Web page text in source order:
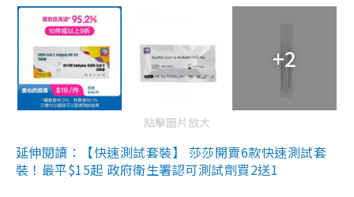
+2
點擊圖片放大
延伸閱讀：【快速測試套裝】 莎莎開賣6款快速測試套
裝！最平$15起 政府衛生署認可測試劑買2送1